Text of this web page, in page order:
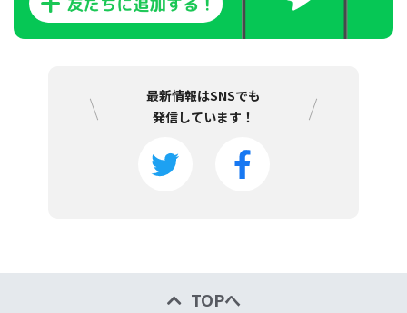
最新情報はSNSでも
発信しています！
TOPへ